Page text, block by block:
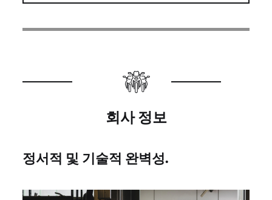
회사 정보
정서적 및 기술적 완벽성.